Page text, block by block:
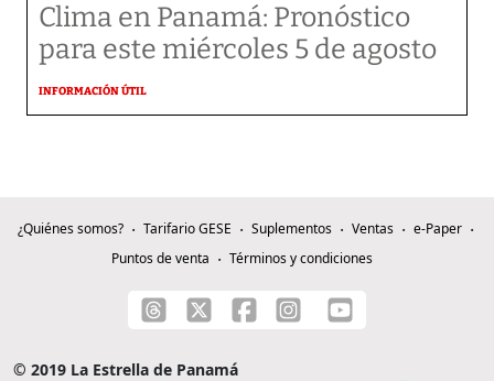
Clima en Panamá: Pronóstico
para este miércoles 5 de agosto
INFORMACIÓN ÚTIL
¿Quiénes somos? Tarifario GESE Suplementos Ventas
e-Paper
Puntos de venta
Términos y condiciones
© 2019 La Estrella de Panamá